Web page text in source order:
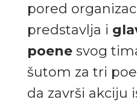
pored
predstavlja i
poene svog
šutom za tri
da završi akciju